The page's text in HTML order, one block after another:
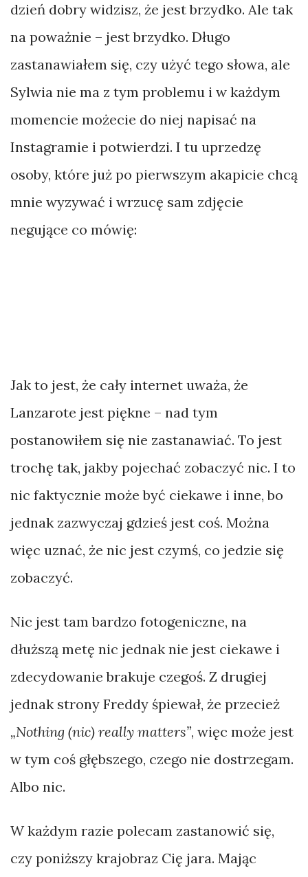
dzień dobry widzisz, że jest brzydko. Ale tak
na poważnie – jest brzydko. Długo
zastanawiałem się, czy użyć tego słowa, ale
Sylwia nie ma z tym problemu i w każdym
momencie możecie do niej napisać na
Instagramie i potwierdzi. I tu uprzedzę
osoby, które już po pierwszym akapicie chcą
mnie wyzywać i wrzucę sam zdjęcie
negujące co mówię:
Jak to jest, że cały internet uważa, że
Lanzarote jest piękne – nad tym
postanowiłem się nie zastanawiać. To jest
trochę tak, jakby pojechać zobaczyć nic. I to
nic faktycznie może być ciekawe i inne, bo
jednak zazwyczaj gdzieś jest coś. Można
więc uznać, że nic jest czymś, co jedzie się
zobaczyć.
Nic jest tam bardzo fotogeniczne, na
dłuższą metę nic jednak nie jest ciekawe i
zdecydowanie brakuje czegoś. Z drugiej
jednak strony Freddy śpiewał, że przecież
„Nothing (nic) really matters”, więc może jest
w tym coś głębszego, czego nie dostrzegam.
Albo nic.
W każdym razie polecam zastanowić się,
czy poniższy krajobraz Cię jara. Mając
Bośnia
Bułgaria
Chiny
Chorwacja
Czarnogóra
Czechy